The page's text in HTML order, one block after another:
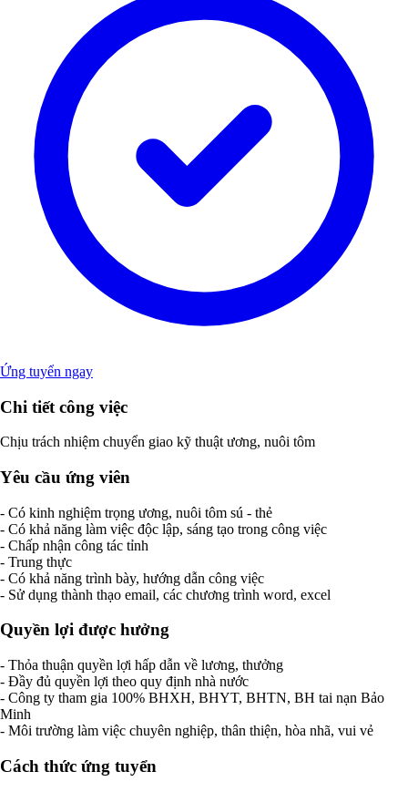
Ứng tuyển ngay
Chi tiết công việc
Chịu trách nhiệm chuyển giao kỹ thuật ương, nuôi tôm
Yêu cầu ứng viên
- Có kinh nghiệm trọng ương, nuôi tôm sú - thẻ
- Có khả năng làm việc độc lập, sáng tạo trong công việc
- Chấp nhận công tác tỉnh
- Trung thực
- Có khả năng trình bày, hướng dẫn công việc
- Sử dụng thành thạo email, các chương trình word, excel
Quyền lợi được hưởng
- Thỏa thuận quyền lợi hấp dẫn về lương, thưởng
- Đầy đủ quyền lợi theo quy định nhà nước
- Công ty tham gia 100% BHXH, BHYT, BHTN, BH tai nạn Bảo
Minh
- Môi trường làm việc chuyên nghiệp, thân thiện, hòa nhã, vui vẻ
Cách thức ứng tuyển